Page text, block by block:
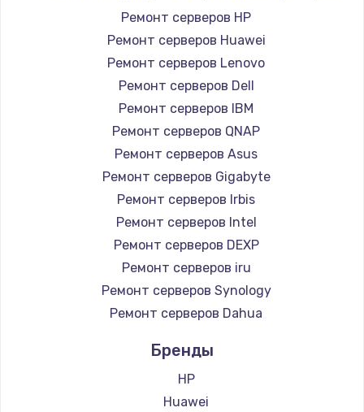
Ремонт серверов HP
Ремонт серверов Huawei
Ремонт серверов Lenovo
Ремонт серверов Dell
Ремонт серверов IBM
Ремонт серверов QNAP
Ремонт серверов Asus
Ремонт серверов Gigabyte
Ремонт серверов Irbis
Ремонт серверов Intel
Ремонт серверов DEXP
Ремонт серверов iru
Ремонт серверов Synology
Ремонт серверов Dahua
Бренды
HP
Huawei